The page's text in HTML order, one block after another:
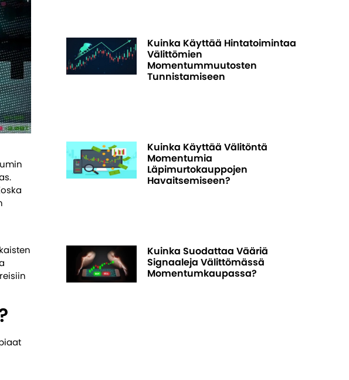
Kuinka Käyttää Hintatoimintaa
Välittömien
Momentummuutosten
Tunnistamiseen
Kuinka Käyttää Välitöntä
Momentumia
Läpimurtokauppojen
Havaitsemiseen?
Kuinka Suodattaa Vääriä
Signaaleja Välittömässä
Momentumkaupassa?